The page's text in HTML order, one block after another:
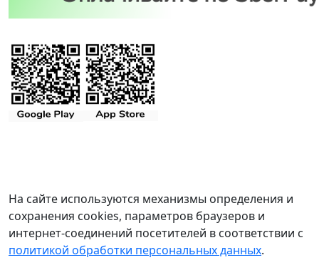
На сайте используются механизмы определения и
сохранения cookies, параметров браузеров и
интернет-соединений посетителей в соответствии с
политикой обработки персональных данных.